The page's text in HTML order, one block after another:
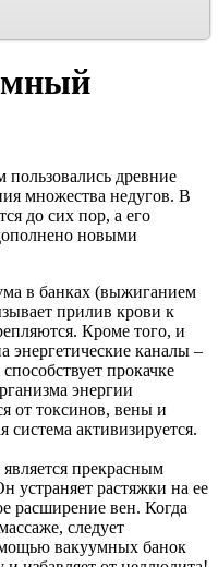
древние
множества недугов. В
до сих пор, а его
новыми
в банках (выжиганием
прилив крови к
Кроме того, и
энергетические каналы –
прокачке
энергии
от токсинов, вены и
активизируется.
прекрасным
устраняет растяжки на ее
расширение вен. Когда
следует
вакуумных банок